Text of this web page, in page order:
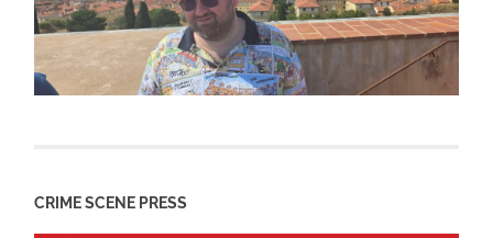
CRIME SCENE PRESS